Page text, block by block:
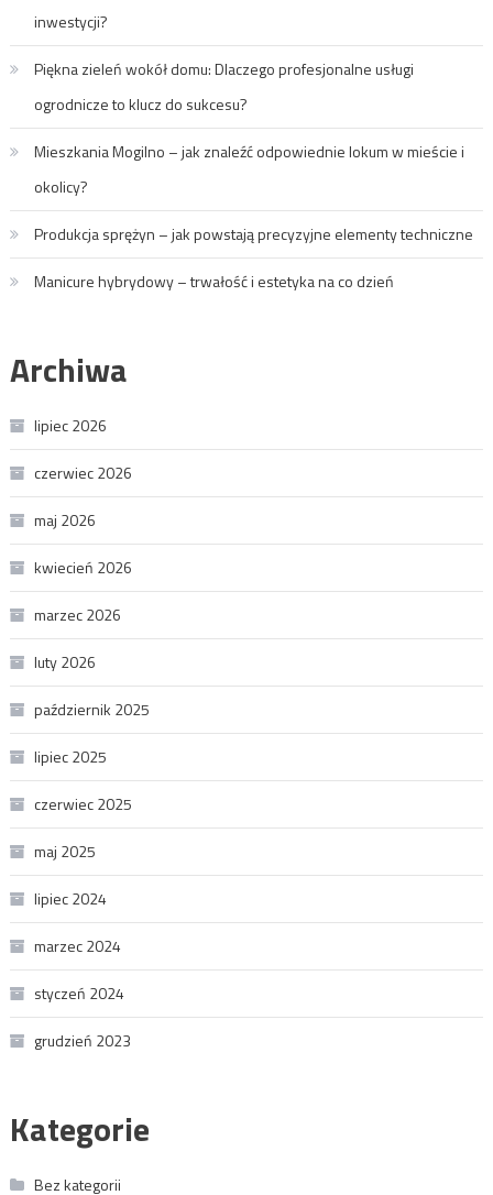
inwestycji?
Piękna zieleń wokół domu: Dlaczego profesjonalne usługi
ogrodnicze to klucz do sukcesu?
Mieszkania Mogilno – jak znaleźć odpowiednie lokum w mieście i
okolicy?
Produkcja sprężyn – jak powstają precyzyjne elementy techniczne
Manicure hybrydowy – trwałość i estetyka na co dzień
Archiwa
lipiec 2026
czerwiec 2026
maj 2026
kwiecień 2026
marzec 2026
luty 2026
październik 2025
lipiec 2025
czerwiec 2025
maj 2025
lipiec 2024
marzec 2024
styczeń 2024
grudzień 2023
Kategorie
Bez kategorii